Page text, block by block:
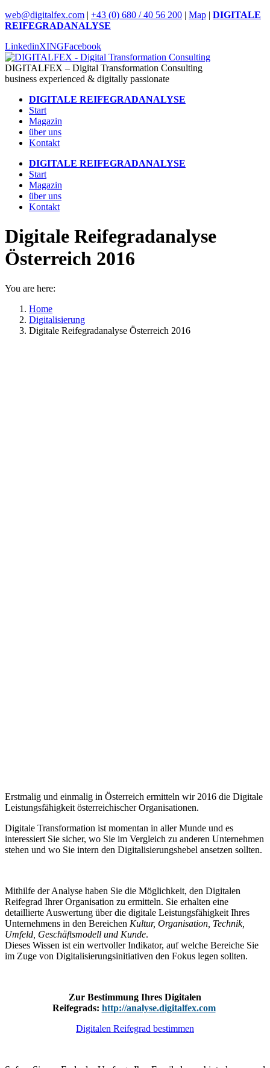
Skip
to
web@digitalfex.com | +43 (0) 680 / 40 56 200 | Map | DIGITALE
REIFEGRADANALYSE
LinkedinXINGFacebook
DIGITALFEX – Digital Transformation Consulting
business experienced & digitally passionate
DIGITALE REIFEGRADANALYSE
Start
Magazin
über uns
Kontakt
DIGITALE REIFEGRADANALYSE
Start
Magazin
über uns
Kontakt
Digitale Reifegradanalyse
Österreich 2016
You are here:
Home
Digitalisierung
Digitale Reifegradanalyse Österreich 2016
Erstmalig und einmalig in Österreich ermitteln wir 2016 die Digitale
Leistungsfähigkeit österreichischer Organisationen.
Digitale Transformation ist momentan in aller Munde und es
interessiert Sie sicher, wo Sie im Vergleich zu anderen Unternehmen
stehen und wo Sie intern den Digitalisierungshebel ansetzen sollten.
Mithilfe der Analyse haben Sie die Möglichkeit, den Digitalen
Reifegrad Ihrer Organisation zu ermitteln. Sie erhalten eine
detaillierte Auswertung über die digitale Leistungsfähigkeit Ihres
Unternehmens in den Bereichen Kultur, Organisation, Technik,
Umfeld, Geschäftsmodell und Kunde.
Dieses Wissen ist ein wertvoller Indikator, auf welche Bereiche Sie
im Zuge von Digitalisierungsinitiativen den Fokus legen sollten.
Zur Bestimmung Ihres Digitalen
Reifegrads: http://analyse.digitalfex.com
Digitalen Reifegrad bestimmen